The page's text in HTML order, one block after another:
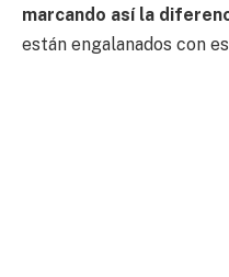
marcando así la
están engalanados con